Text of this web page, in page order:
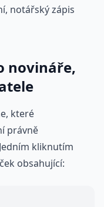
notářský zápis
novináře,
které
právně
kliknutím
obsahující: